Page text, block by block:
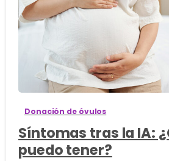
Donación de óvulos
Síntomas tras la IA:
puedo tener?